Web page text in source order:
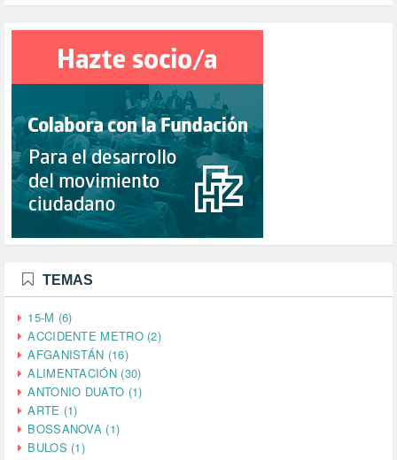
TEMAS
15-M (6)
ACCIDENTE METRO (2)
AFGANISTÁN (16)
ALIMENTACIÓN (30)
ANTONIO DUATO (1)
ARTE (1)
BOSSANOVA (1)
BULOS (1)